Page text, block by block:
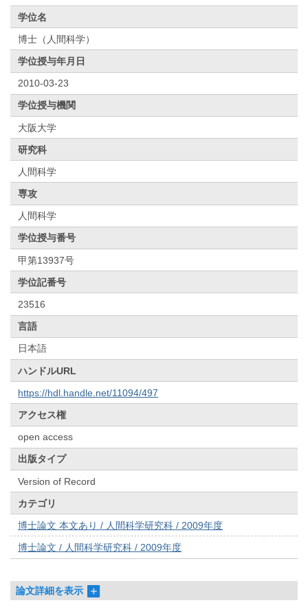
学位名
博士（人間科学）
学位授与年月日
2010-03-23
学位授与機関
大阪大学
研究科
人間科学
専攻
人間科学
学位授与番号
甲第13937号
学位記番号
23516
言語
日本語
ハンドルURL
https://hdl.handle.net/11094/497
アクセス権
open access
出版タイプ
Version of Record
カテゴリ
博士論文 本文あり / 人間科学研究科 / 2009年度
博士論文 / 人間科学研究科 / 2009年度
論文詳細を表示